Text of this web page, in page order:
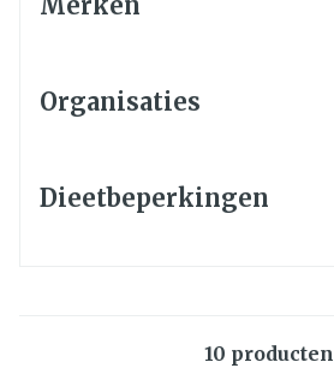
Organisaties
Dieetbeperkingen
10 producten